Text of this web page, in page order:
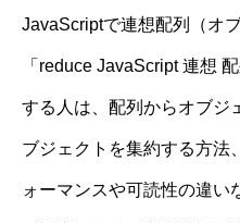
JavaScriptで連想配列（オ
「reduce JavaScript 連想
する人は、配列からオブジ
ブジェクトを集約する方法
ォーマンスや可読性の違い